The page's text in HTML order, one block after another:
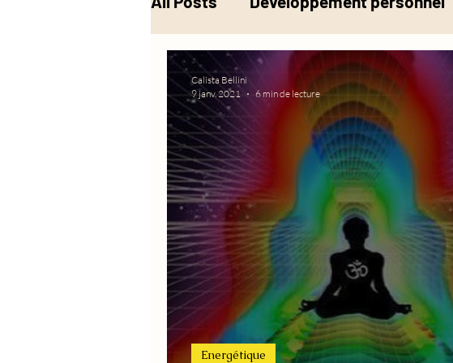
Musique Alchimie la pesée
Energétique
Calista Bellini
9 janv. 2021
6 min de lecture